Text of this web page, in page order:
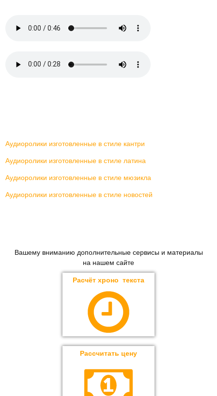
Аудиоролики изготовленные в стиле кантри
Аудиоролики изготовленные в стиле латина
Аудиоролики изготовленные в стиле мюзикла
Аудиоролики изготовленные в стиле новостей
Вашему вниманию дополнительные сервисы и материалы
на нашем сайте
Расчёт хроно текста
Рассчитать цену